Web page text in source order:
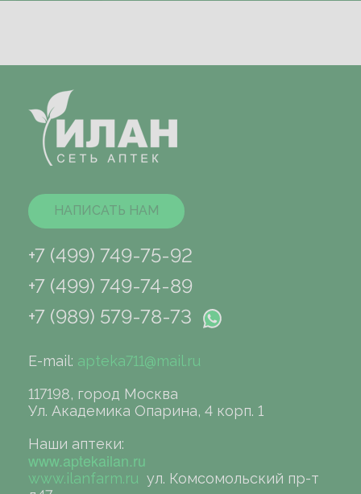
НАПИСАТЬ НАМ
+7 (499) 749-75-92
+7 (499) 749-74-89
+7 (989) 579-78-73
E-mail: apteka711@mail.ru
117198, город Москва
Ул. Академика Опарина, 4 корп. 1
Наши аптеки:
www.aptekailan.ru
www.ilanfarm.ru ул. Комсомольский пр-т